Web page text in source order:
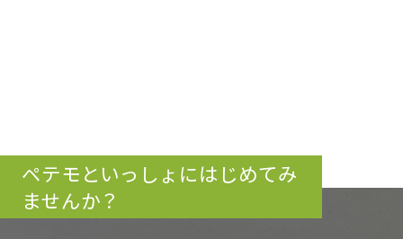
ペテモといっしょにはじめてみ
ませんか？